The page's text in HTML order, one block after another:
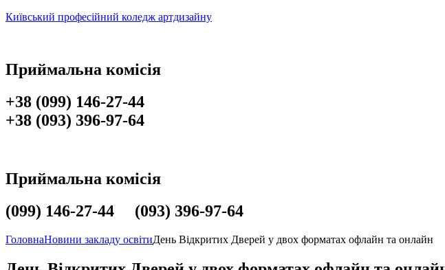
Київський професійний коледж артдизайну
Приймальна комісія
+38 (099) 146-27-44
+38 (093) 396-97-64
Приймальна комісія
(099) 146-27-44 (093) 396-97-64
ГоловнаНовини закладу освітиДень Відкритих Дверей у двох форматах офлайн та онлайн